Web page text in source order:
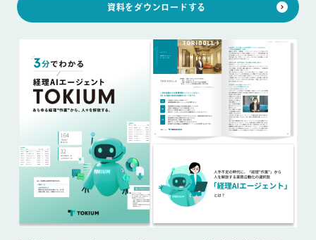
資料をダウンロードする